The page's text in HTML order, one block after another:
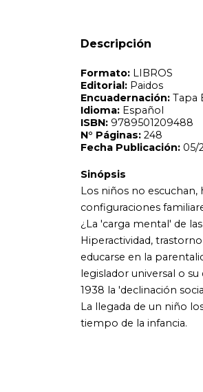
Descripción
configuraciones familiares
Hiperactividad, trastorno de
educarse en la parentalidad
legislador universal o su
1938 la 'declinación social de
La llegada de un niño los
tiempo de la infancia.